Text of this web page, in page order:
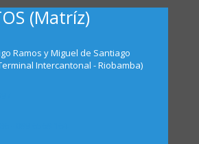
(Matríz)
Ramos y Miguel de Santiago
Intercantonal - Riobamba)